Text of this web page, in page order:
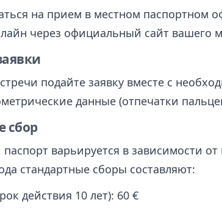
на прием в местном паспортном
через официальный сайт вашего
подайте заявку вместе с
данные (отпечатки
сбор
варьируется в зависимости
стандартные сборы составляют:
действия 10 лет): 60 €